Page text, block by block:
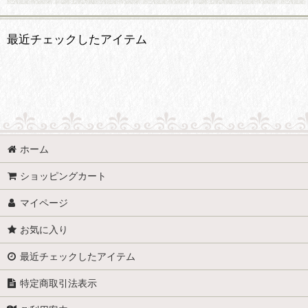
最近チェックしたアイテム
ホーム
ショッピングカート
マイページ
お気に入り
最近チェックしたアイテム
特定商取引法表示